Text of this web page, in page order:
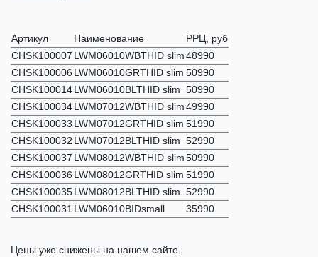
Артикул Наименование
РРЦ, руб
CHSK100007 LWM06010WBTHID slim48990
CHSK100006 LWM06010GRTHID slim 50990
CHSK100014LWM06010BLTHID slim 50990
CHSK100034LWM07012WBTHID slim49990
CHSK100033 LWM07012GRTHID slim 51990
CHSK100032 LWM07012BLTHID slim 52990
CHSK100037 LWM08012WBTHID slim50990
CHSK100036 LWM08012GRTHID slim 51990
CHSK100035LWM08012BLTHID slim 52990
CHSK100031LWM06010BIDsmall 35990
Цены уже снижены на нашем сайте.